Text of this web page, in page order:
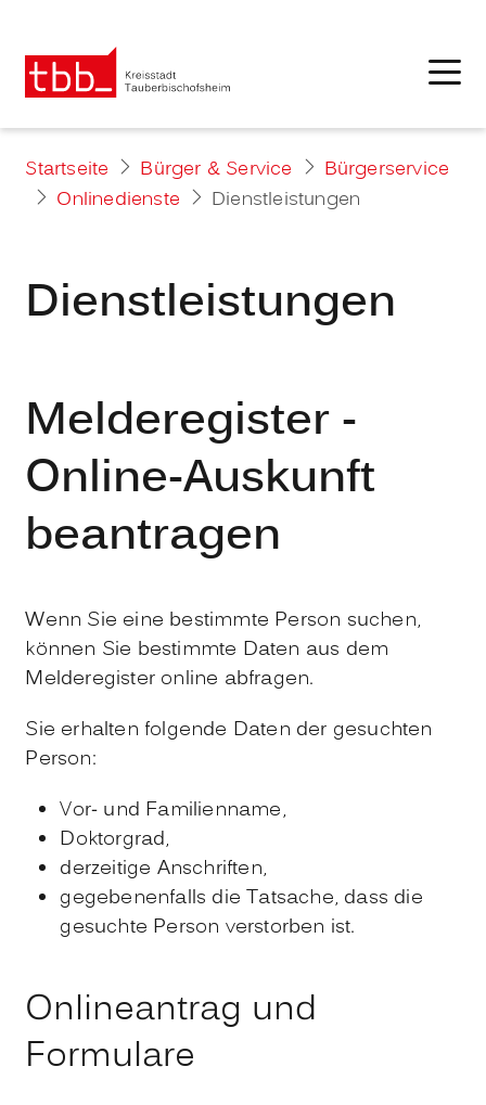
Startseite Bürger & Service
Bürgerservice
Onlinedienste
Dienstleistungen
Dienstleistungen
Melderegister -
Online-Auskunft
beantragen
Wenn Sie eine bestimmte Person suchen,
können Sie bestimmte Daten aus dem
Melderegister online abfragen.
Sie erhalten folgende Daten der gesuchten
Person:
Vor- und Familienname,
Doktorgrad,
derzeitige Anschriften,
gegebenenfalls die Tatsache, dass die
gesuchte Person verstorben ist.
Onlineantrag und
Formulare